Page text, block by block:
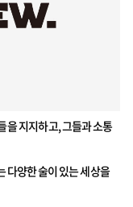
을 지지하고, 그들과 소통
다양한 술이 있는 세상을